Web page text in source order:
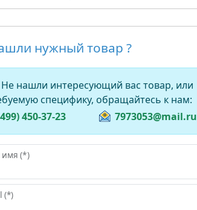
нужный товар ?
Не нашли интересующий вас товар, или
специфику, обращайтесь к нам:
450-37-23
7973053@mail.ru
(*)
(*)